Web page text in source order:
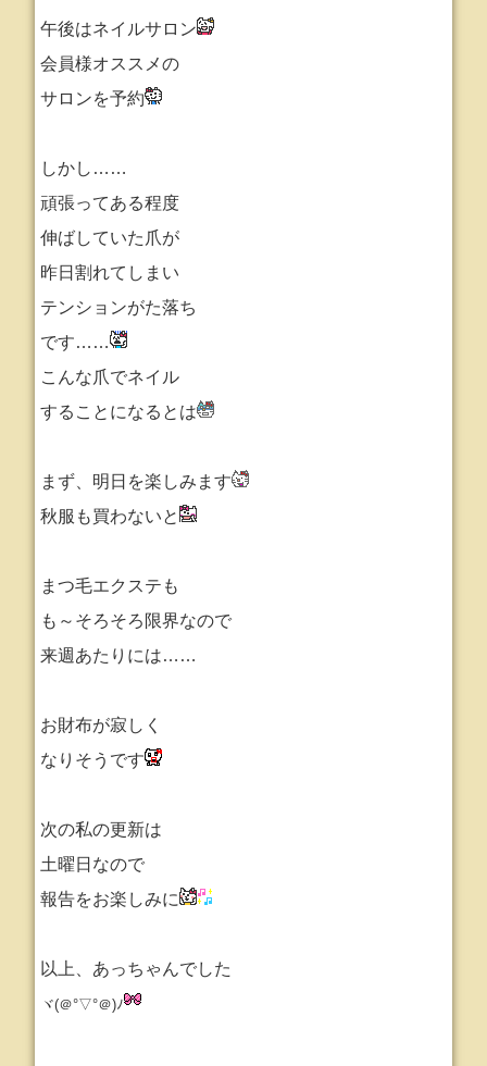
午後はネイルサロン
会員様オススメの
サロンを予約
しかし……
頑張ってある程度
伸ばしていた爪が
昨日割れてしまい
テンションがた落ち
です……
こんな爪でネイル
することになるとは
まず、明日を楽しみます
秋服も買わないと
まつ毛エクステも
も～そろそろ限界なので
来週あたりには……
お財布が寂しく
なりそうです
次の私の更新は
土曜日なので
報告をお楽しみに
以上、あっちゃんでした
ヾ(＠°▽°＠)ﾉ